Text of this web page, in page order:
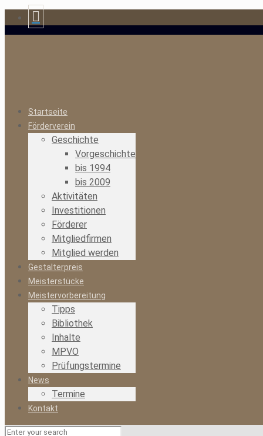
Startseite
Förderverein
Geschichte
Vorgeschichte
bis 1994
bis 2009
Aktivitäten
Investitionen
Förderer
Mitgliedfirmen
Mitglied werden
Gestalterpreis
Meisterstücke
Meistervorbereitung
Tipps
Bibliothek
Inhalte
MPVO
Prüfungstermine
News
Termine
Kontakt